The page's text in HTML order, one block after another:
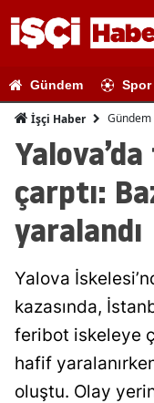
Gündem Spor
İşçi Haber Gündem
çarptı:
yaralandı
Yalova
kazasında,
feribot iskeleye
hafif
oluştu. Olay